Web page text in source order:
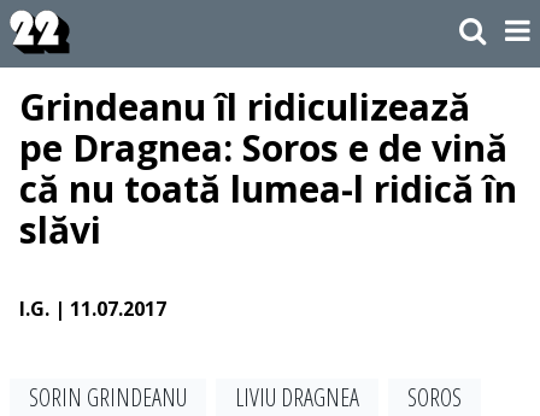
Grindeanu îl ridiculizează
pe Dragnea: Soros e de vină
că nu toată lumea-l ridică în
slăvi
I.G. | 11.07.2017
SORIN GRINDEANU LIVIU DRAGNEA
SOROS